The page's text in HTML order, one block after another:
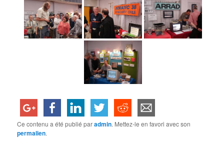
Ce contenu a été publié paradmin. Mettez-le en favori avec son
permalien.